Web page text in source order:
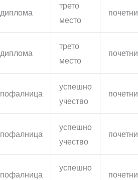
диплома
трето
место
диплома
трето
место
пофалница
успешно
учество
пофалница
успешно
учество
пофалница
успешно